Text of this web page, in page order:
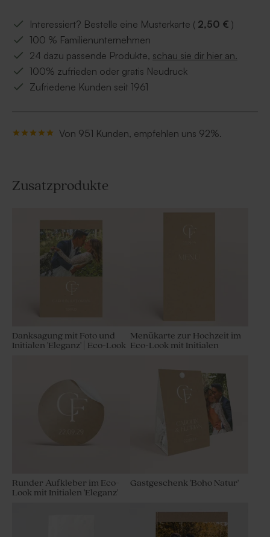
Interessiert? Bestelle eine Musterkarte ( 2,50 € )
100 % Familienunternehmen
24 dazu passende Produkte, schau sie dir hier an.
100% zufrieden oder gratis Neudruck
Zufriedene Kunden seit 1961
Von 951 Kunden, empfehlen uns 92%.
Zusatzprodukte
Danksagung mit Foto und
Initialen 'Eleganz' | Eco-Look
Menükarte zur Hochzeit im
Eco-Look mit Initialen
Runder Aufkleber im Eco-
Look mit Initialen 'Eleganz'
Gastgeschenk 'Boho Natur'